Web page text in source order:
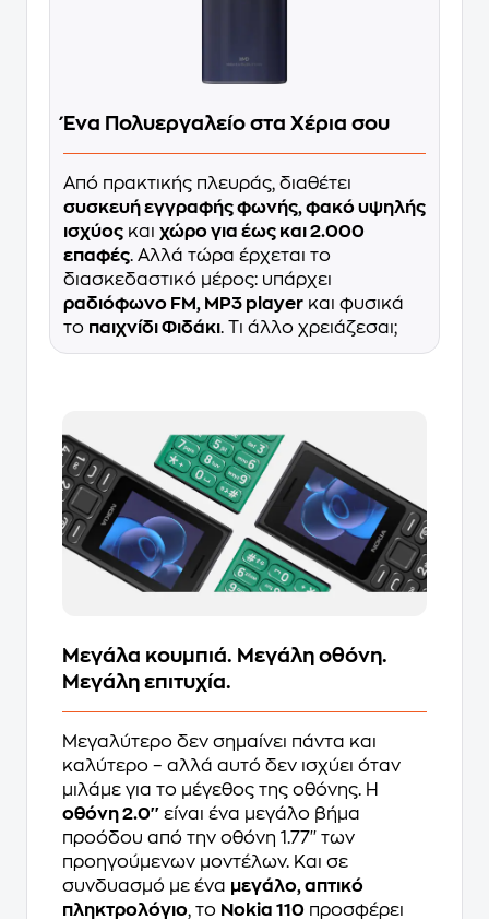
Ένα Πολυεργαλείο στα Χέρια σου
Από πρακτικής πλευράς, διαθέτει
συσκευή εγγραφής φωνής, φακό υψηλής
ισχύος και χώρο για έως και 2.000
επαφές. Αλλά τώρα έρχεται το
διασκεδαστικό μέρος: υπάρχει
ραδιόφωνο FM, MP3 player και φυσικά
το παιχνίδι Φιδάκι. Τι άλλο χρειάζεσαι;
Μεγάλα κουμπιά. Μεγάλη οθόνη.
Μεγάλη επιτυχία.
Μεγαλύτερο δεν σημαίνει πάντα και
καλύτερο – αλλά αυτό δεν ισχύει όταν
μιλάμε για το μέγεθος της οθόνης. Η
οθόνη 2.0'' είναι ένα μεγάλο βήμα
προόδου από την οθόνη 1.77'' των
προηγούμενων μοντέλων. Και σε
συνδυασμό με ένα μεγάλο, απτικό
πληκτρολόγιο, το Nokia 110 προσφέρει